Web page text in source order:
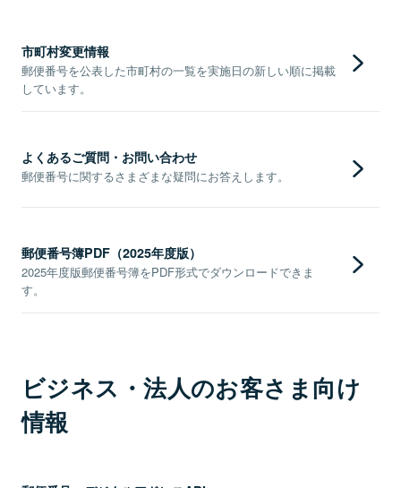
市町村変更情報
郵便番号を公表した市町村の一覧を実施日の新しい順に掲載
しています。
よくあるご質問・お問い合わせ
郵便番号に関するさまざまな疑問にお答えします。
郵便番号簿PDF（2025年度版）
2025年度版郵便番号簿をPDF形式でダウンロードできま
す。
ビジネス・法人のお客さま向け
情報